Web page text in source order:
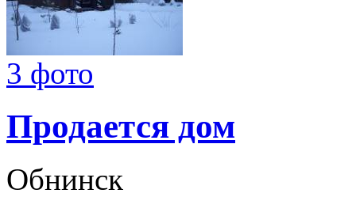
3 фото
Продается дом
Обнинск